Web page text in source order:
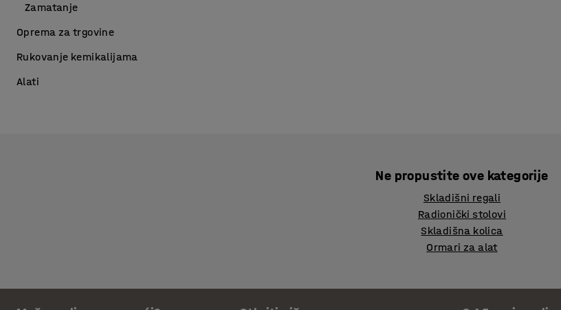
Zamatanje
Oprema za trgovine
Rukovanje kemikalijama
Alati
Ne propustite ove kategorije
Skladišni regali
Radionički stolovi
Skladišna kolica
Ormari za alat